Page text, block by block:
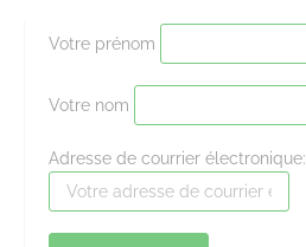
Votre prénom
Votre nom
Adresse de courrier électronique: